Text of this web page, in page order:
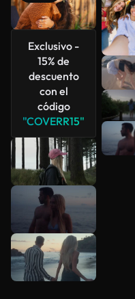
Exclusivo -
15% de
descuento
con el
código
"COVERR15"